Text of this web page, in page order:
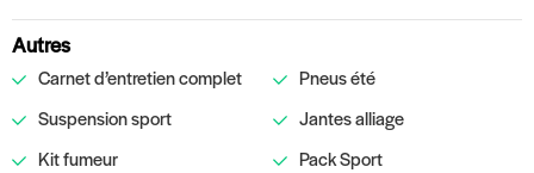
Autres
Carnet d’entretien complet
Pneus été
Suspension sport
Jantes alliage
Kit fumeur
Pack Sport